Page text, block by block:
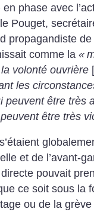
en phase avec
Pouget,
propagandiste de
comme la«
volonté ouvrière
les
peuvent être très
être très
et de l’avant-
pouvait
ce soit sous la
ou de la